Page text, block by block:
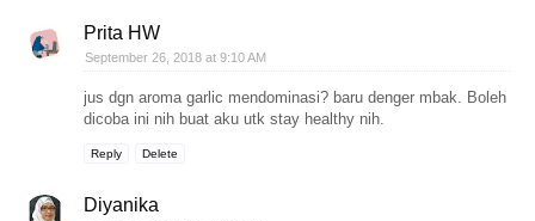
Prita HW
September 26, 2018 at 9:10 AM
jus dgn aroma garlic mendominasi? baru denger mbak. Boleh
dicoba ini nih buat aku utk stay healthy nih.
Reply Delete
Diyanika